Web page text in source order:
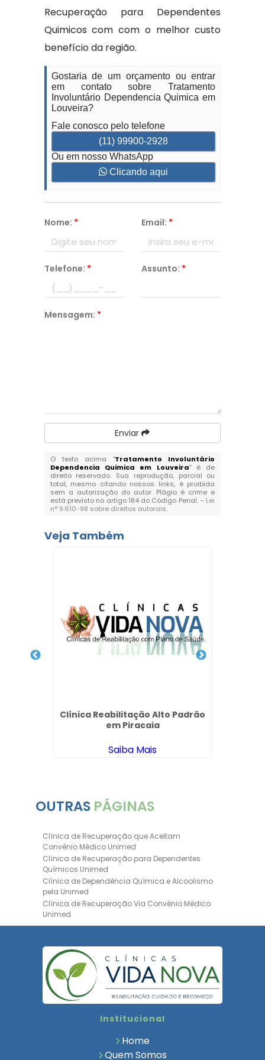
Recuperação para Dependentes
Quimicos com com o melhor custo
benefício da região.
Gostaria de um orçamento ou entrar
em contato sobre Tratamento
Involuntário Dependencia Quimica em
Louveira?
Fale conosco pelo telefone
(11) 99900-2928
Ou em nosso WhatsApp
Clicando aqui
Nome: * Email: *
Telefone: * Assunto: *
Mensagem: *
Enviar
O texto acima "Tratamento Involuntário
Dependencia Quimica em Louveira" é de
direito reservado. Sua reprodução, parcial ou
total, mesmo citando nossos links, é proibida
sem a autorização do autor. Plágio é crime e
está previsto no artigo 184 do Código Penal. – Lei
n° 9.610-98 sobre direitos autorais.
Veja Também
Clínica Reabilitação Alto Padrão
em Piracaia
Saiba Mais
OUTRAS PÁGINAS
Clínica de Recuperação que Aceitam
Convênio Médico Unimed
Clínica de Recuperação para Dependentes
Químicos Unimed
Clínica de Dependência Química e Alcoolismo
pela Unimed
Clínica de Recuperação Via Convênio Médico
Unimed
Clínica de Recuperação Convênio Bradesco
Bradesco Saúde
Hospital Psiquiátrico para Dependentes
Químicos Unimed
Internação Unimed para Dependentes
Químicos
Bradesco SaúdeInstitucional
Home
Quem Somos